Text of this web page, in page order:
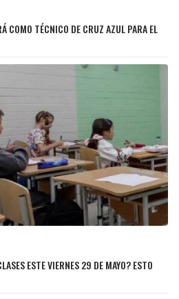
COMO TÉCNICO DE CRUZ AZUL PARA EL
ESTE VIERNES 29 DE MAYO? ESTO